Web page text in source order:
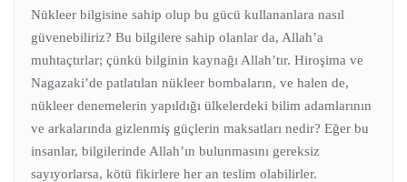
Nükleer bilgisine sahip olup bu gücü kullananlara nasıl
güvenebiliriz? Bu bilgilere sahip olanlar da, Allah’a
muhtaçtırlar; çünkü bilginin kaynağı Allah’tır. Hiroşima ve
Nagazaki’de patlatılan nükleer bombaların, ve halen de,
nükleer denemelerin yapıldığı ülkelerdeki bilim adamlarının
ve arkalarında gizlenmiş güçlerin maksatları nedir? Eğer bu
insanlar, bilgilerinde Allah’ın bulunmasını gereksiz
sayıyorlarsa, kötü fikirlere her an teslim olabilirler.